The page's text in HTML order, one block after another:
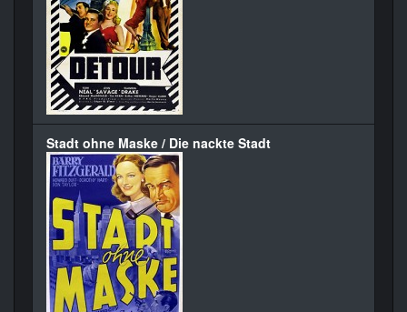
Stadt ohne Maske / Die nackte Stadt